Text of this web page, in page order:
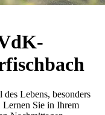
Lebens, besonders
Lernen Sie in Ihrem